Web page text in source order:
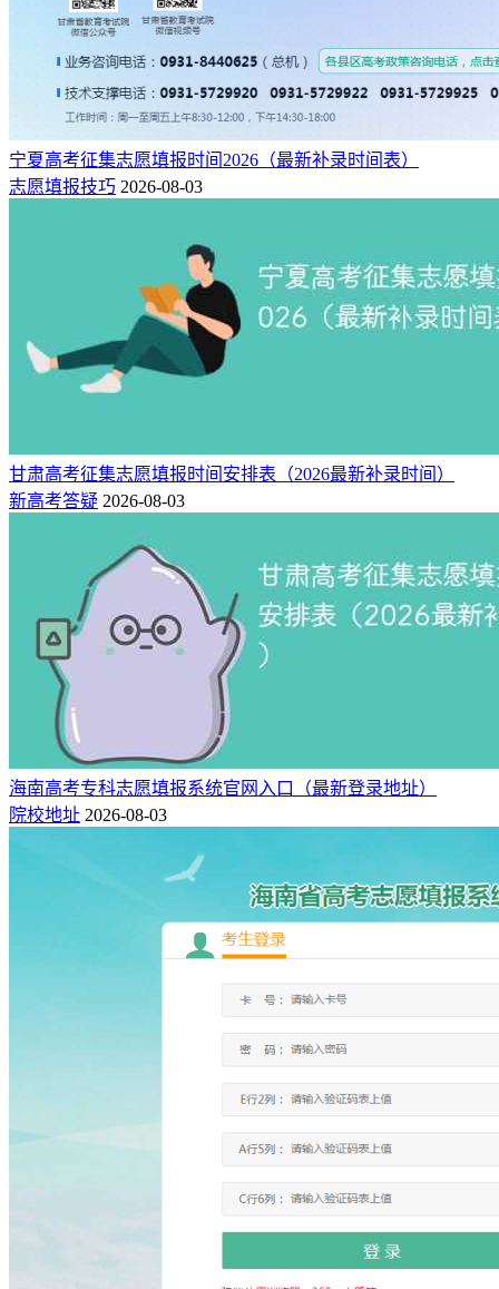
宁夏高考征集志愿填报时间2026（最新补录时间表）
志愿填报技巧 2026-08-03
甘肃高考征集志愿填报时间安排表（2026最新补录时间）
新高考答疑 2026-08-03
海南高考专科志愿填报系统官网入口（最新登录地址）
院校地址 2026-08-03